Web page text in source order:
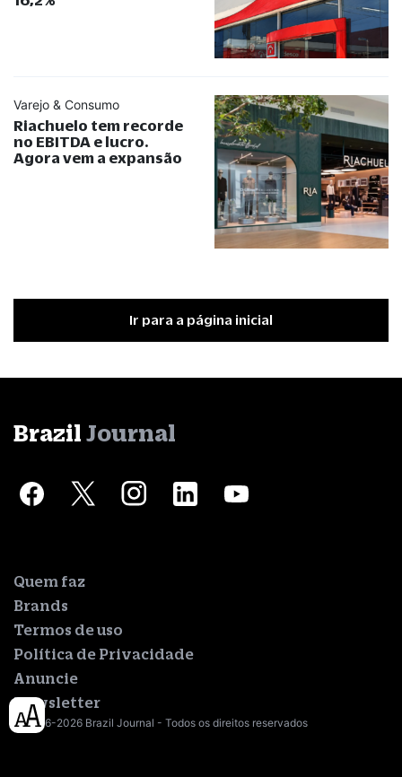
Varejo & Consumo
Riachuelo tem recorde
no EBITDA e lucro.
Agora vem a expansão
Ir para a página inicial
Brazil Journal
Quem faz
Brands
Termos de uso
Política de Privacidade
Anuncie
Newsletter
© 2016-2026 Brazil Journal - Todos os direitos reservados